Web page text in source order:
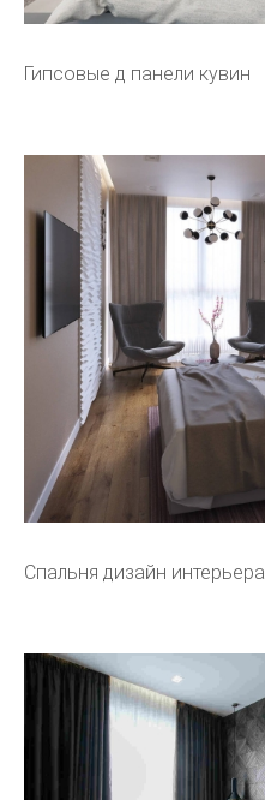
Гипсовые д панели кувин
Спальня дизайн интерьера